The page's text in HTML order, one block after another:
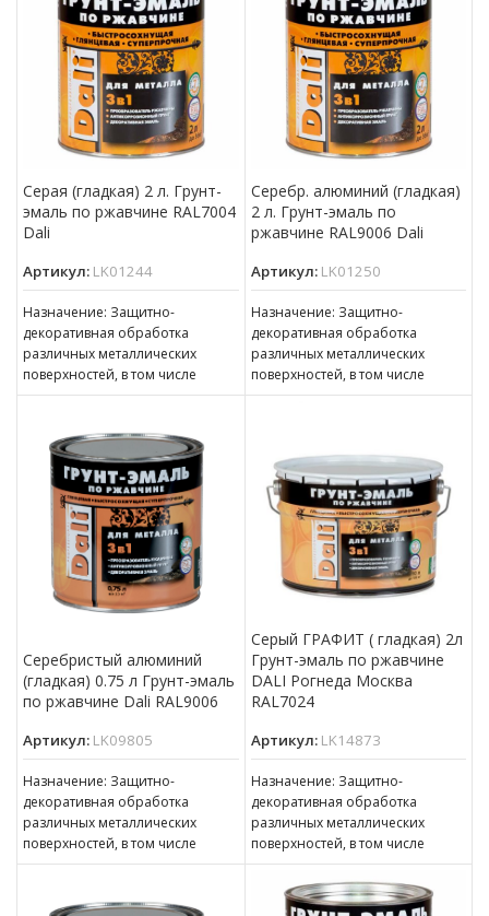
Серая (гладкая) 2 л. Грунт-
эмаль по ржавчине RAL7004
Dali
Артикул: LK01244
Назначение: Защитно-
декоративная обработка
различных металлических
поверхностей, в том числе
пораженных точечной или
толщиной ржавчины до 100 мкм
Серебр. алюминий (гладкая)
2 л. Грунт-эмаль по
ржавчине RAL9006 Dali
Артикул: LK01250
Назначение: Защитно-
декоративная обработка
различных металлических
поверхностей, в том числе
пораженных точечной или
Серебристый алюминий
(гладкая) 0.75 л Грунт-эмаль
по ржавчине Dali RAL9006
Артикул: LK09805
Назначение: Защитно-
декоративная обработка
различных металлических
поверхностей, в том числе
пораженных точечной или
толщиной ржавчины до 100 мкм
Серый ГРАФИТ ( гладкая) 2л
Грунт-эмаль по ржавчине
DALI Рогнеда Москва
RAL7024
Артикул: LK14873
Назначение: Защитно-
декоративная обработка
различных металлических
поверхностей, в том числе
пораженных точечной или
сплошной коррозией c
толщиной ржавчины до 100 мкм